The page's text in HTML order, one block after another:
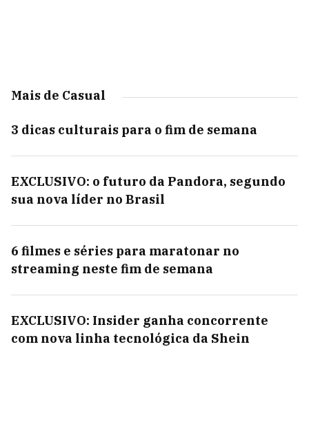
Mais de Casual
3 dicas culturais para o fim de semana
EXCLUSIVO: o futuro da Pandora, segundo
sua nova líder no Brasil
6 filmes e séries para maratonar no
streaming neste fim de semana
EXCLUSIVO: Insider ganha concorrente
com nova linha tecnológica da Shein